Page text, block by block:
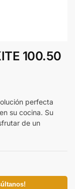
100.50
perfecta
su cocina. Su
de un